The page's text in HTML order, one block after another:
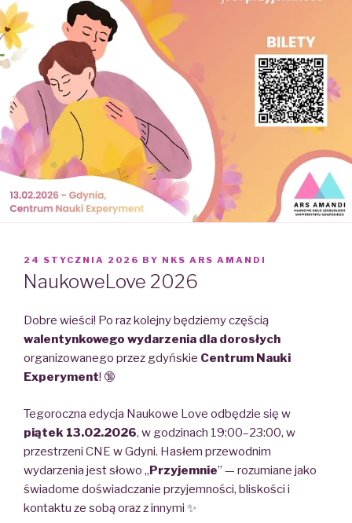
POSTED
ON
24 STYCZNIA 2026 BY NKS ARS AMANDI
NaukoweLove 2026
Dobre wieści! Po raz kolejny będziemy częścią
walentynkowego wydarzenia dla dorosłych
organizowanego przez gdyńskie Centrum Nauki
Experyment! 🔞
Tegoroczna edycja Naukowe Love odbędzie się w
piątek 13.02.2026, w godzinach 19:00–23:00, w
przestrzeni CNE w Gdyni. Hasłem przewodnim
wydarzenia jest słowo „Przyjemnie” — rozumiane jako
świadome doświadczanie przyjemności, bliskości i
kontaktu ze sobą oraz z innymi ✨